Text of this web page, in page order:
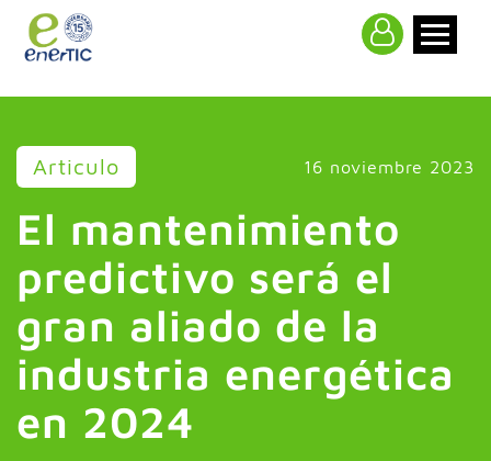
Articulo 16 noviembre 2023
El mantenimiento
predictivo será el
gran aliado de la
industria energética
en 2024